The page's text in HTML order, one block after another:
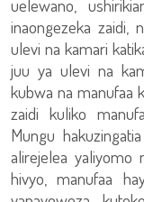
uelewano,
inaongezeka zaidi,
ulevi na kamari
juu ya ulevi na
kubwa na manufaa
zaidi kuliko
Mungu
alirejelea yaliyomo
hivyo, manufaa